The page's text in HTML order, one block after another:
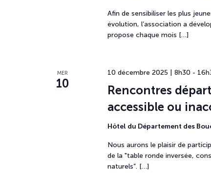
Afin de sensibiliser les plus
évolution, l’association a
propose chaque mois […]
MER
10
Rencontres
accessible ou
10 décembre 2025 | 8h30 -
Hôtel du Département des
Nous aurons le plaisir de
de la "table ronde inversée,
naturels”. […]